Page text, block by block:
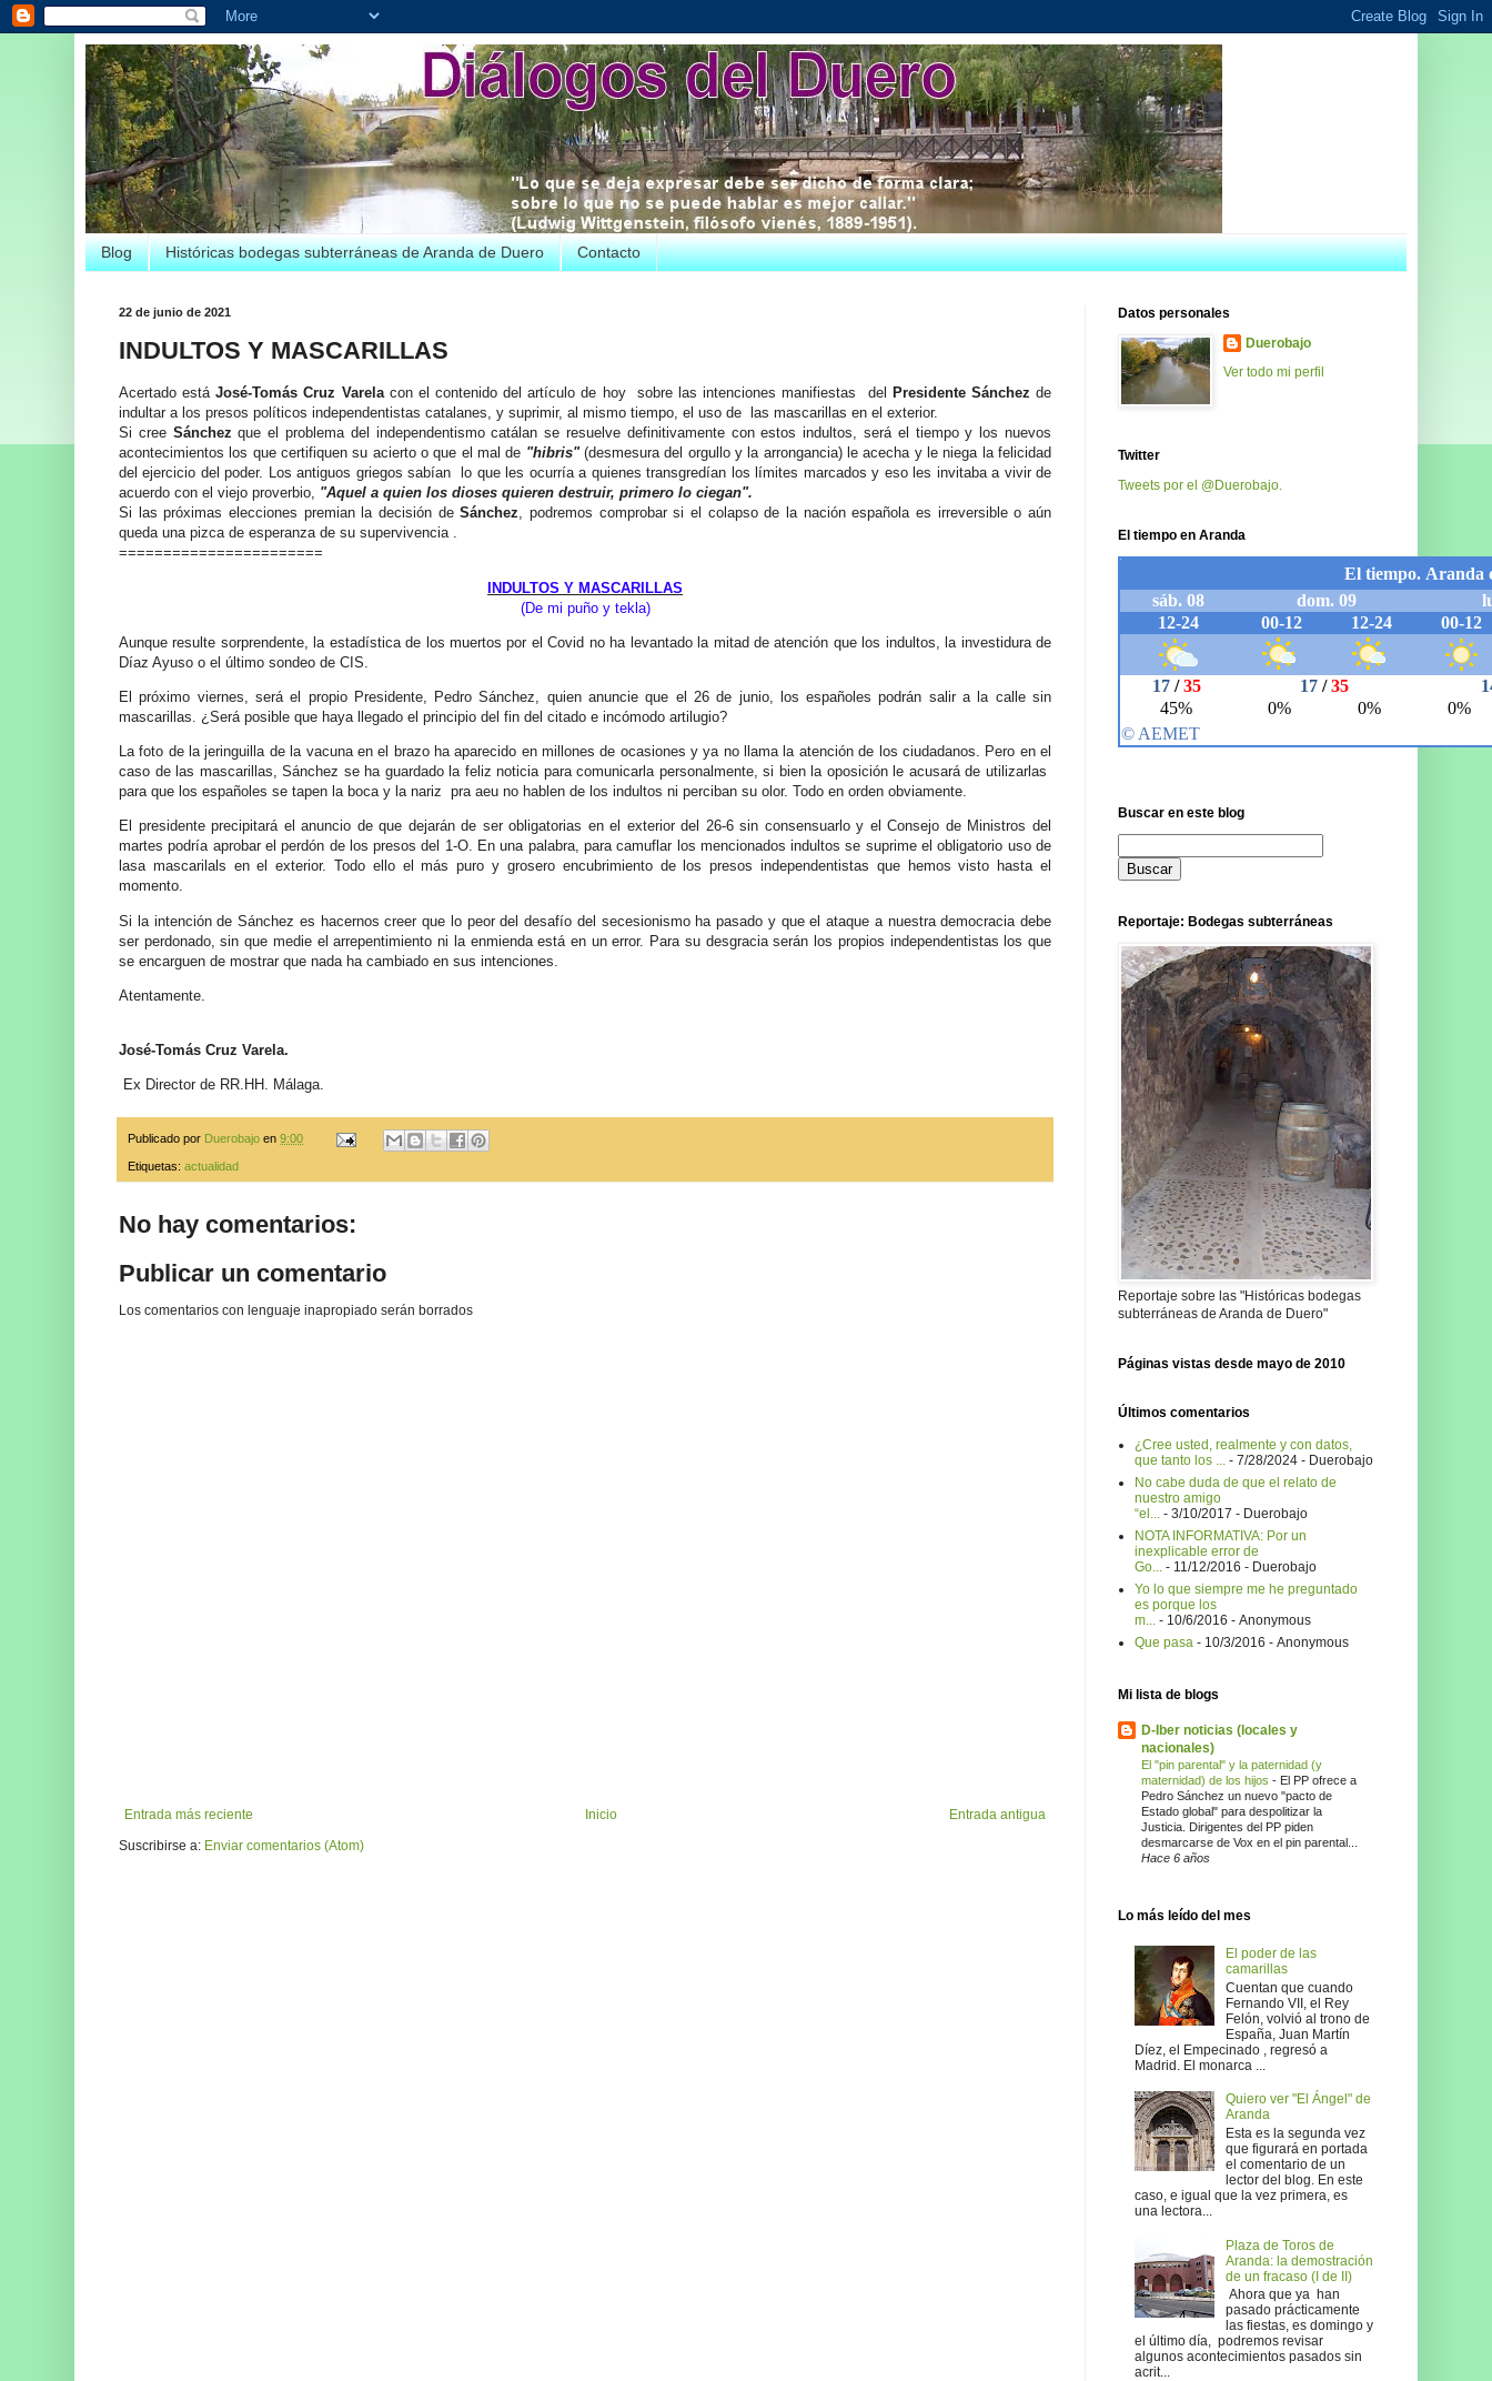
Blog Históricas bodegas subterráneas de Aranda de Duero Contacto
22 de junio de 2021
INDULTOS Y MASCARILLAS
Acertado estáJosé-Tomás Cruz Varelacon el contenido del artículo de hoy sobre las intenciones manifiestas del Presidente Sánchezde
indultar a los presos políticos independentistas catalanes, y suprimir, al mismo tiempo, el uso de las mascarillas en el exterior.
Si cree Sánchez que el problema del independentismo catálan se resuelve definitivamente con estos indultos, será el tiempo y los nuevos
acontecimientos los que certifiquen su acierto o que el mal de "hibris"(desmesura del orgullo y la arrongancia) le acecha y le niega la felicidad
del ejercicio del poder. Los antiguos griegos sabían lo que les ocurría a quienes transgredían los límites marcados y eso les invitaba a vivir de
acuerdo con el viejo proverbio, "Aquel a quien los dioses quieren destruir, primero lo ciegan".
Si las próximas elecciones premian la decisión deSánchez, podremos comprobar si el colapso de la nación española es irreversible o aún
queda una pizca de esperanza de su supervivencia .
=======================
INDULTOS Y MASCARILLAS
(De mi puño y tekla)
Aunque resulte sorprendente, la estadística de los muertos por el Covid no ha levantado la mitad de atención que los indultos, la investidura de
Díaz Ayuso o el último sondeo de CIS.
El próximo viernes, será el propio Presidente, Pedro Sánchez, quien anuncie que el 26 de junio, los españoles podrán salir a la calle sin
mascarillas. ¿Será posible que haya llegado el principio del fin del citado e incómodo artilugio?
La foto de la jeringuilla de la vacuna en el brazo ha aparecido en millones de ocasiones y ya no llama la atención de los ciudadanos. Pero en el
caso de las mascarillas, Sánchez se ha guardado la feliz noticia para comunicarla personalmente, si bien la oposición le acusará de utilizarlas
para que los españoles se tapen la boca y la nariz pra aeu no hablen de los indultos ni perciban su olor. Todo en orden obviamente.
El presidente precipitará el anuncio de que dejarán de ser obligatorias en el exterior del 26-6 sin consensuarlo y el Consejo de Ministros del
martes podría aprobar el perdón de los presos del 1-O. En una palabra, para camuflar los mencionados indultos se suprime el obligatorio uso de
lasa mascarilals en el exterior. Todo ello el más puro y grosero encubrimiento de los presos independentistas que hemos visto hasta el
momento.
Si la intención de Sánchez es hacernos creer que lo peor del desafío del secesionismo ha pasado y que el ataque a nuestra democracia debe
ser perdonado, sin que medie el arrepentimiento ni la enmienda está en un error. Para su desgracia serán los propios independentistas los que
se encarguen de mostrar que nada ha cambiado en sus intenciones.
Atentamente.
José-Tomás Cruz Varela.
Ex Director de RR.HH. Málaga.
Publicado por Duerobajo en 9:00
Etiquetas: actualidad
No hay comentarios:
Publicar un comentario
Los comentarios con lenguaje inapropiado serán borrados
Entrada más reciente Entrada antigua
Inicio
Suscribirse a: Enviar comentarios (Atom)
Datos personales
Duerobajo
Ver todo mi perfil
Twitter
Tweets por el @Duerobajo.
El tiempo en Aranda
Buscar en este blog
Reportaje: Bodegas subterráneas
Reportaje sobre las "Históricas bodegas
subterráneas de Aranda de Duero"
Páginas vistas desde mayo de 2010
Últimos comentarios
¿Cree usted, realmente y con datos,
que tanto los ...
- 7/28/2024 - Duerobajo
No cabe duda de que el relato de
nuestro amigo
“el...
- 3/10/2017 - Duerobajo
NOTA INFORMATIVA: Por un
inexplicable error de
Go...
- 11/12/2016 - Duerobajo
Yo lo que siempre me he preguntado
es porque los
m...
- 10/6/2016 - Anonymous
Que pasa - 10/3/2016 - Anonymous
Mi lista de blogs
D-Iber noticias (locales y
nacionales)
El "pin parental" y la paternidad (y
maternidad) de los hijos - El PP ofrece a
Pedro Sánchez un nuevo "pacto de
Estado global" para despolitizar la
Justicia. Dirigentes del PP piden
desmarcarse de Vox en el pin parental...
Hace 6 años
Lo más leído del mes
El poder de las
camarillas
Cuentan que cuando
Fernando VII, el Rey
Felón, volvió al trono de
España, Juan Martín
Díez, el Empecinado , regresó a
Madrid. El monarca ...
Quiero ver "El Ángel" de
Aranda
Esta es la segunda vez
que figurará en portada
el comentario de un
lector del blog. En este
caso, e igual que la vez primera, es
una lectora...
Plaza de Toros de
Aranda: la demostración
de un fracaso (I de II)
Ahora que ya han
pasado prácticamente
las fiestas, es domingo y
el último día, podremos revisar
algunos acontecimientos pasados sin
acrit...